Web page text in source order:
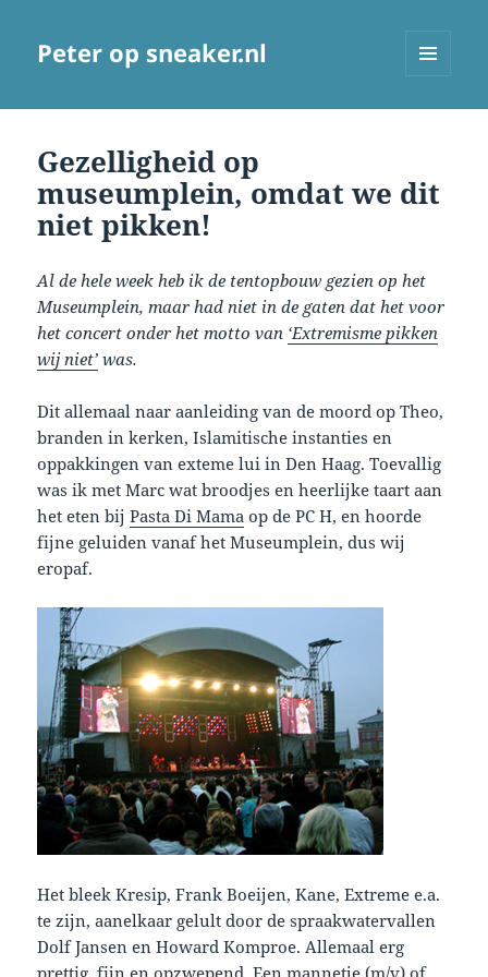
Peter op sneaker.nl
Gezelligheid op
museumplein, omdat we dit
niet pikken!
Al de hele week heb ik de tentopbouw gezien op het
Museumplein, maar had niet in de gaten dat het voor
het concert onder het motto van ‘Extremisme pikken
wij niet’ was.
Dit allemaal naar aanleiding van de moord op Theo,
branden in kerken, Islamitische instanties en
oppakkingen van exteme lui in Den Haag. Toevallig
was ik met Marc wat broodjes en heerlijke taart aan
het eten bijPasta Di Mama op de PC H, en hoorde
fijne geluiden vanaf het Museumplein, dus wij
eropaf.
Het bleek Kresip, Frank Boeijen, Kane, Extreme e.a.
te zijn, aanelkaar gelult door de spraakwatervallen
Dolf Jansen en Howard Komproe. Allemaal erg